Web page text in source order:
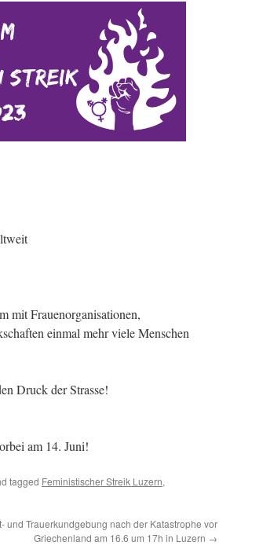
mit Frauenorganisationen,
einmal mehr viele Menschen
Druck der Strasse!
am 14. Juni!
tagged Feministischer Streik Luzern,
und Trauerkundgebung nach der Katastrophe vor
Griechenland am 16.6 um 17h in Luzern →